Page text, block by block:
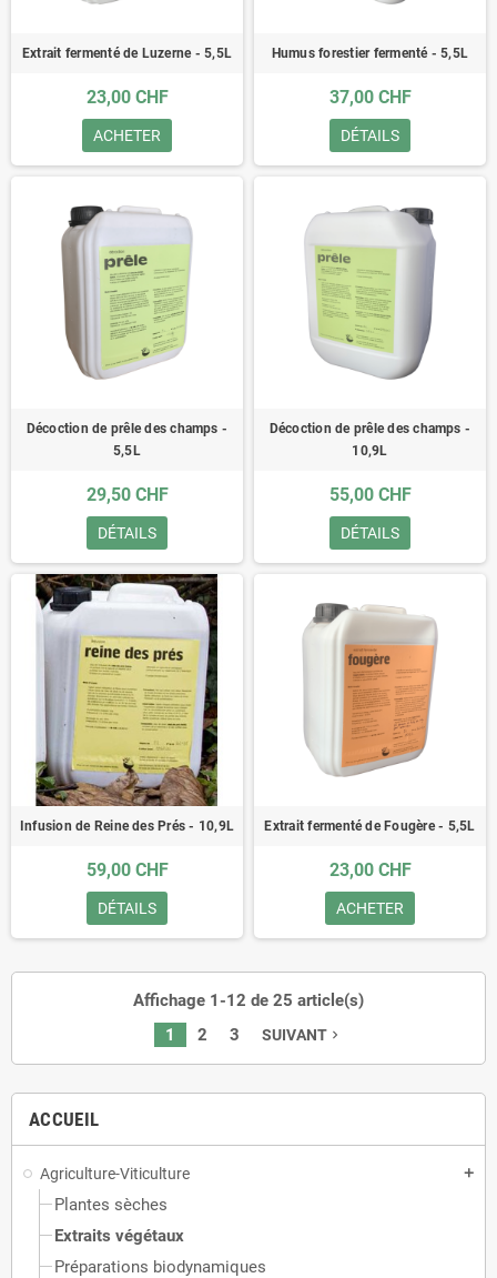
ACCUEIL
Agriculture-Viticulture add
Plantes sèches
Extraits végétaux
Préparations biodynamiques
Extrait fermenté de Luzerne - 5,5L
23,00 CHF
ACHETER
Humus forestier fermenté - 5,5L
37,00 CHF
DÉTAILS
Décoction de prêle des champs -
5,5L
29,50 CHF
DÉTAILS
Décoction de prêle des champs -
10,9L
55,00 CHF
DÉTAILS
Infusion de Reine des Prés - 10,9L
59,00 CHF
DÉTAILS
Extrait fermenté de Fougère - 5,5L
23,00 CHF
ACHETER
Affichage 1-12 de 25 article(s)
1
2 3 SUIVANT navigate_next